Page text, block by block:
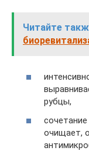
Читайте
рубцы,
очищает,